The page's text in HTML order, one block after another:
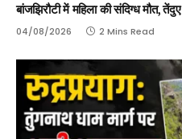
बांजझिरौटी में महिला की संदिग्ध मौत,
04/08/2026 2 Mins Read